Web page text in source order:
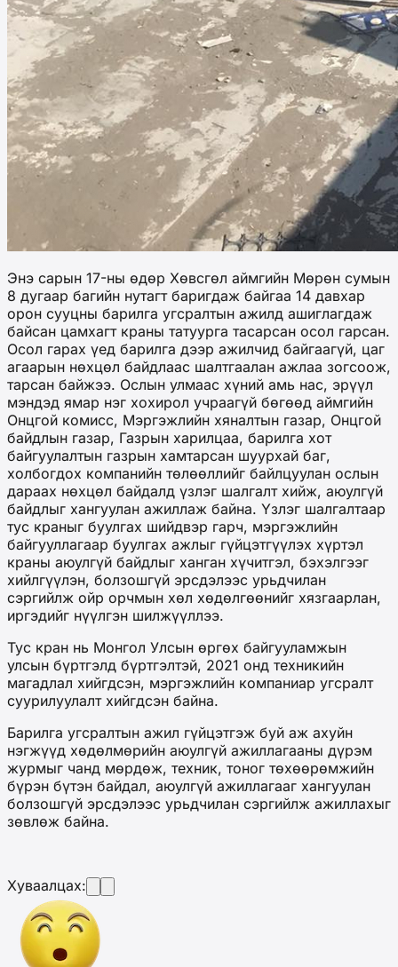
Энэ сарын 17-ны өдөр Хөвсгөл аймгийн Мөрөн сумын
8 дугаар багийн нутагт баригдаж байгаа 14 давхар
орон сууцны барилга угсралтын ажилд ашиглагдаж
байсан цамхагт краны татуурга тасарсан осол гарсан.
Осол гарах үед барилга дээр ажилчид байгаагүй, цаг
агаарын нөхцөл байдлаас шалтгаалан ажлаа зогсоож,
тарсан байжээ. Ослын улмаас хүний амь нас, эрүүл
мэндэд ямар нэг хохирол учраагүй бөгөөд аймгийн
Онцгой комисс, Мэргэжлийн хяналтын газар, Онцгой
байдлын газар, Газрын харилцаа, барилга хот
байгуулалтын газрын хамтарсан шуурхай баг,
холбогдох компанийн төлөөллийг байлцуулан ослын
дараах нөхцөл байдалд үзлэг шалгалт хийж, аюулгүй
байдлыг хангуулан ажиллаж байна. Үзлэг шалгалтаар
тус краныг буулгах шийдвэр гарч, мэргэжлийн
байгууллагаар буулгах ажлыг гүйцэтгүүлэх хүртэл
краны аюулгүй байдлыг ханган хүчитгэл, бэхэлгээг
хийлгүүлэн, болзошгүй эрсдэлээс урьдчилан
сэргийлж ойр орчмын хөл хөдөлгөөнийг хязгаарлан,
иргэдийг нүүлгэн шилжүүллээ.
Тус кран нь Монгол Улсын өргөх байгууламжын
улсын бүртгэлд бүртгэлтэй, 2021 онд техникийн
магадлал хийгдсэн, мэргэжлийн компаниар угсралт
суурилуулалт хийгдсэн байна.
Барилга угсралтын ажил гүйцэтгэж буй аж ахуйн
нэгжүүд хөдөлмөрийн аюулгүй ажиллагааны дүрэм
журмыг чанд мөрдөж, техник, тоног төхөөрөмжийн
бүрэн бүтэн байдал, аюулгүй ажиллагааг хангуулан
болзошгүй эрсдэлээс урьдчилан сэргийлж ажиллахыг
зөвлөж байна.
Хуваалцах: